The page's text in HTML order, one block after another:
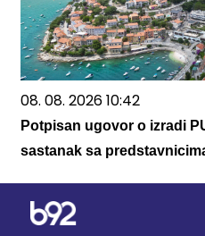
08. 08. 2026 10:42
Potpisan ugovor o izradi
sastanak sa